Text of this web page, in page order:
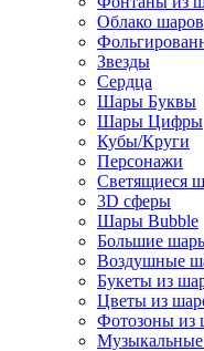
Облако шаров
Звезды
Сердца
Шары Буквы
Шары Цифры
Кубы/Круги
Персонажи
Светящиеся
3D сферы
Шары Bubble
Большие
Воздушные
Букеты из
Цветы из
Фотозоны из